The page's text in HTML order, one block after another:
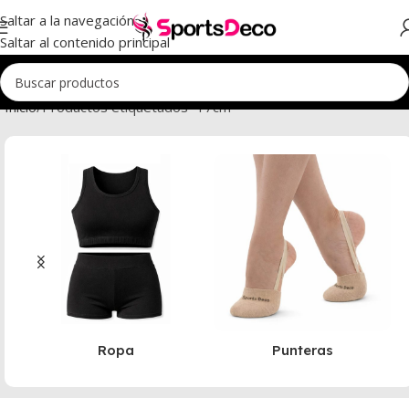
Saltar a la navegación
Saltar al contenido principal
Inicio Productos etiquetados “17cm”
Ropa Punteras